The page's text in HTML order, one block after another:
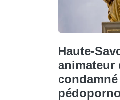
Haute-
animateur